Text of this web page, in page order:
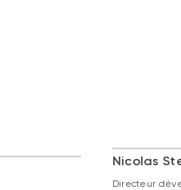
Nicolas
Directeur